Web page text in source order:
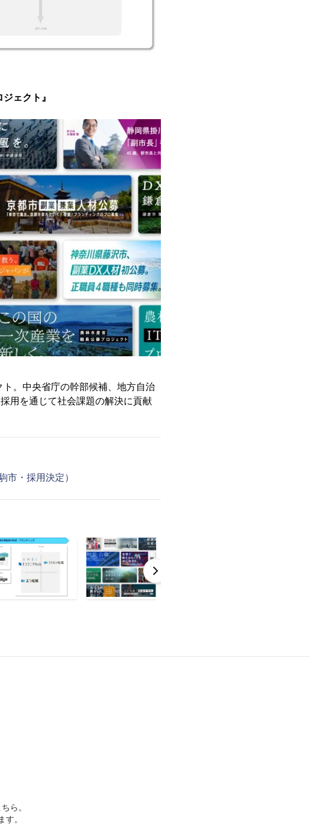
ェクト』
。中央省庁の幹部候補、地方自治
用を通じて社会課題の解決に貢献
市・採用決定）
ら。
。